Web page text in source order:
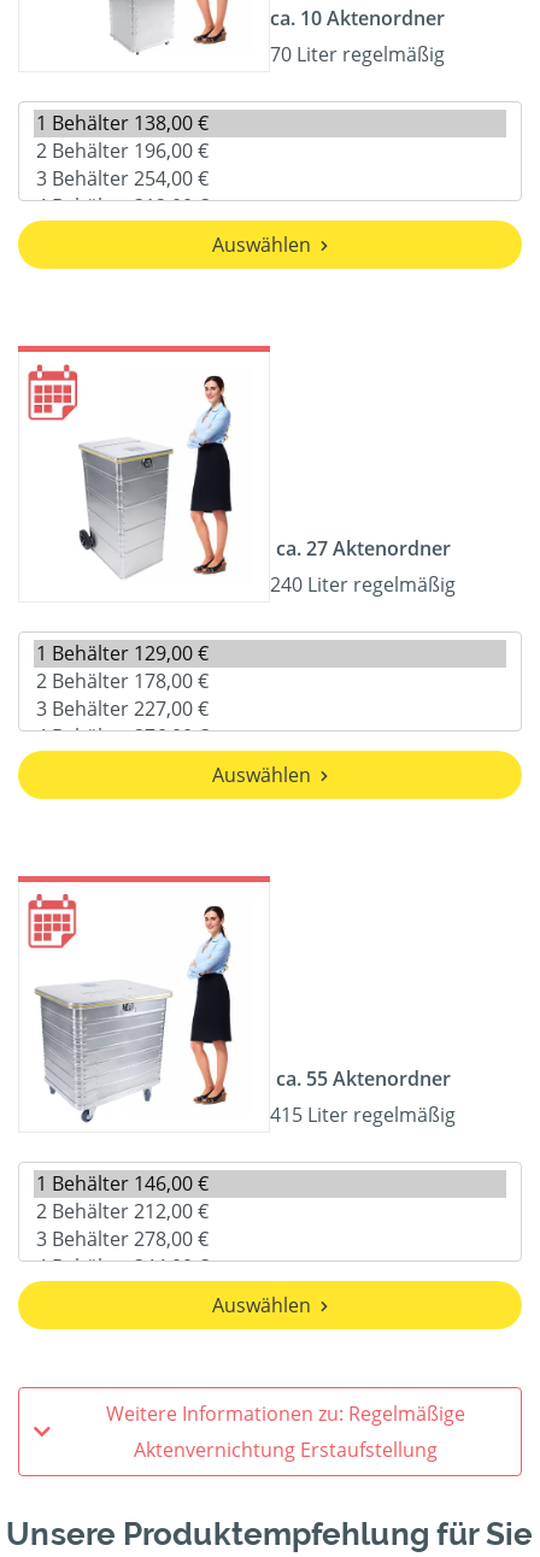
ca. 10 Aktenordner
70 Liter regelmäßig
Auswählen
ca. 27 Aktenordner
240 Liter regelmäßig
Auswählen
ca. 55 Aktenordner
415 Liter regelmäßig
Auswählen
Weitere Informationen zu: Regelmäßige
Aktenvernichtung Erstaufstellung
Unsere Produktempfehlung für Sie